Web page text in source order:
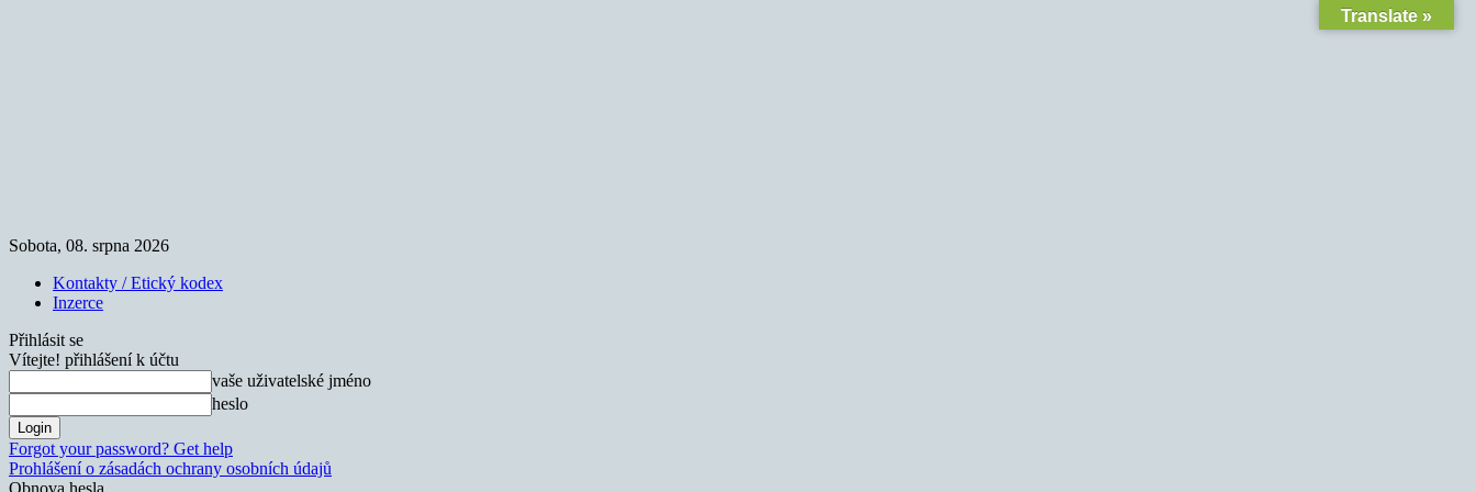
Sobota, 08. srpna 2026
Kontakty / Etický kodex
Inzerce
Přihlásit se
Vítejte! přihlášení k účtu
vaše uživatelské jméno
heslo
Forgot your password? Get help
Prohlášení o zásadách ochrany osobních údajů
Obnova hesla
Translate »